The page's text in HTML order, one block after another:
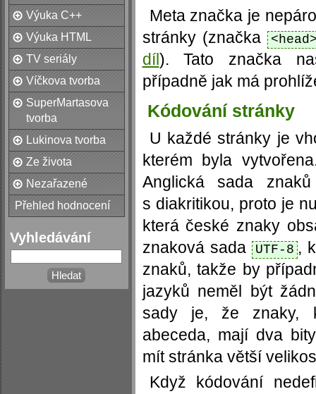
Výuka C++
Výuka HTML
TV seriály
Víčkova tvorba
SuperMartasova
tvorba
Lukinova tvorba
Ze života
Nezařazené
Přehled hodnocení
Vyhledávání
Meta značka je
stránky (značka
díl). Tato značka
případně jak má
Kódování stránky
U každé stránky je
kterém byla
Anglická sada
s diakritikou, proto je
která české znaky
znaková sada
UTF-8 ,
znaků, takže by
jazyků neměl být
sady je, že znaky,
abeceda, mají dva
mít stránka větší
Když kódování